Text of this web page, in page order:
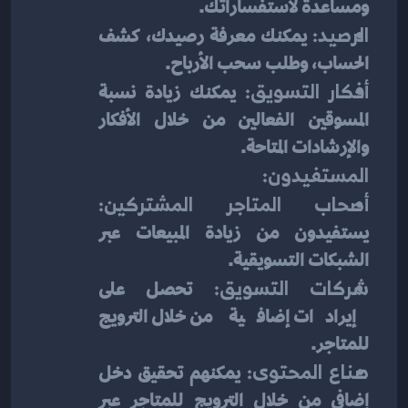
الرصيد:
الحساب، وطلب سحب الأرباح.
أفكار التسويق: يمكنك زيادة نسبة
المسوقين الفعالين من خلال الأفكار
والإرشادات المتاحة.
المستفيدون:
أصحاب المتاجر المشتركين:
يستفيدون من زيادة المبيعات عبر
الشبكات التسويقية.
شركات التسويق:
للمتاجر.
صناع المحتوى: